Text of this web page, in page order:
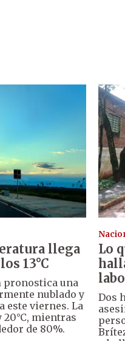
llega
13°C
pronostica una
nublado y
este viernes. La
mientras
de 80%.
Lo
Dos